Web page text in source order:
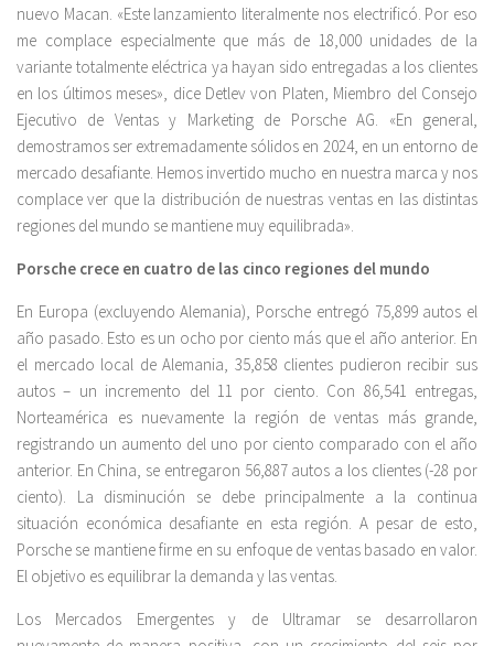
nuevo Macan. «Este lanzamiento literalmente nos electrificó. Por eso
me complace especialmente que más de 18,000 unidades de la
variante totalmente eléctrica ya hayan sido entregadas a los clientes
en los últimos meses», dice Detlev von Platen, Miembro del Consejo
Ejecutivo de Ventas y Marketing de Porsche AG. «En general,
demostramos ser extremadamente sólidos en 2024, en un entorno de
mercado desafiante. Hemos invertido mucho en nuestra marca y nos
complace ver que la distribución de nuestras ventas en las distintas
regiones del mundo se mantiene muy equilibrada».
Porsche crece en cuatro de las cinco regiones del mundo
En Europa (excluyendo Alemania), Porsche entregó 75,899 autos el
año pasado. Esto es un ocho por ciento más que el año anterior. En
el mercado local de Alemania, 35,858 clientes pudieron recibir sus
autos – un incremento del 11 por ciento. Con 86,541 entregas,
Norteamérica es nuevamente la región de ventas más grande,
registrando un aumento del uno por ciento comparado con el año
anterior. En China, se entregaron 56,887 autos a los clientes (-28 por
ciento). La disminución se debe principalmente a la continua
situación económica desafiante en esta región. A pesar de esto,
Porsche se mantiene firme en su enfoque de ventas basado en valor.
El objetivo es equilibrar la demanda y las ventas.
Los Mercados Emergentes y de Ultramar se desarrollaron